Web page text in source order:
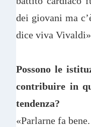
dei giovani ma
dice viva
Possono le
contribuire in
tendenza?
«Parlarne fa